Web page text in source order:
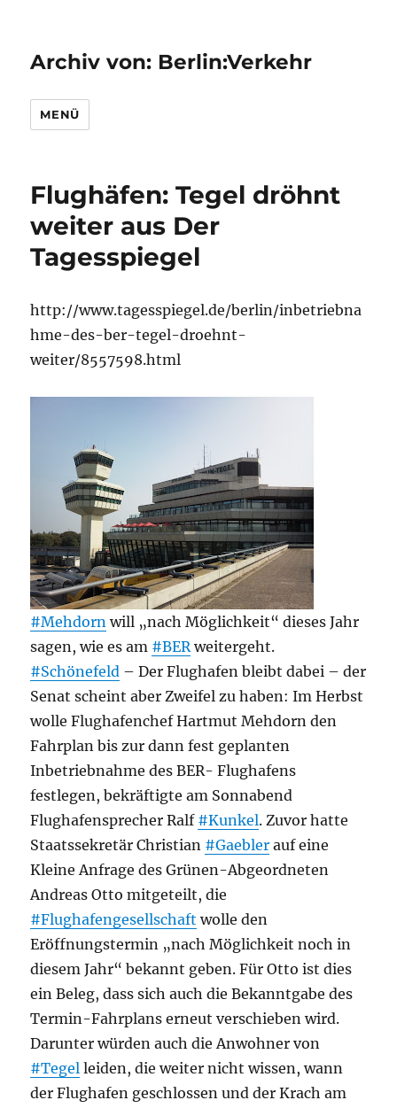
Archiv von: Berlin:Verkehr
MENÜ
Flughäfen: Tegel dröhnt
weiter aus Der
Tagesspiegel
http://www.tagesspiegel.de/berlin/inbetriebna
hme-des-ber-tegel-droehnt-
weiter/8557598.html
#Mehdorn will „nach Möglichkeit“ dieses Jahr
sagen, wie es am #BERweitergeht.
#Schönefeld – Der Flughafen bleibt dabei – der
Senat scheint aber Zweifel zu haben: Im Herbst
wolle Flughafenchef Hartmut Mehdorn den
Fahrplan bis zur dann fest geplanten
Inbetriebnahme des BER- Flughafens
festlegen, bekräftigte am Sonnabend
Flughafensprecher Ralf #Kunkel. Zuvor hatte
Staatssekretär Christian #Gaebler auf eine
Kleine Anfrage des Grünen-Abgeordneten
Andreas Otto mitgeteilt, die
#Flughafengesellschaft wolle den
Eröffnungstermin „nach Möglichkeit noch in
diesem Jahr“ bekannt geben. Für Otto ist dies
ein Beleg, dass sich auch die Bekanntgabe des
Termin-Fahrplans erneut verschieben wird.
Darunter würden auch die Anwohner von
#Tegel leiden, die weiter nicht wissen, wann
der Flughafen geschlossen und der Krach am